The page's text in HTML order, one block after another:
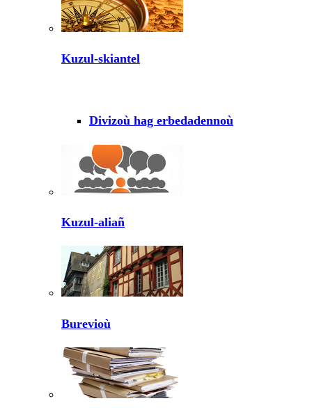
Kuzul-skiantel
Divizoù hag erbedadennoù
Kuzul-aliañ
Burevioù